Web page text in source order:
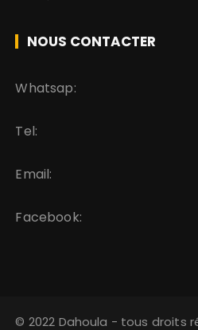
NOUS CONTACTER
Whatsap:
Tel:
Email:
Facebook:
© 2022 Dahoula - tous droits